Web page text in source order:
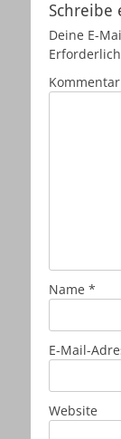
Schreibe
Deine E-
Kommentar
Name *
E-Mail-
Website